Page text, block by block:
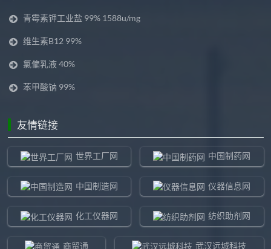
青霉素钾工业盐 99% 1588u/mg
维生素B12 99%
氯偏乳液 40%
苯甲酸钠 99%
友情链接
世界工厂网 中国制药网
中国制造网 仪器信息网
化工仪器网 纺织助剂网
商贸通 武汉远城科技